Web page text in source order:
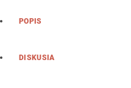
POPIS
DISKUSIA